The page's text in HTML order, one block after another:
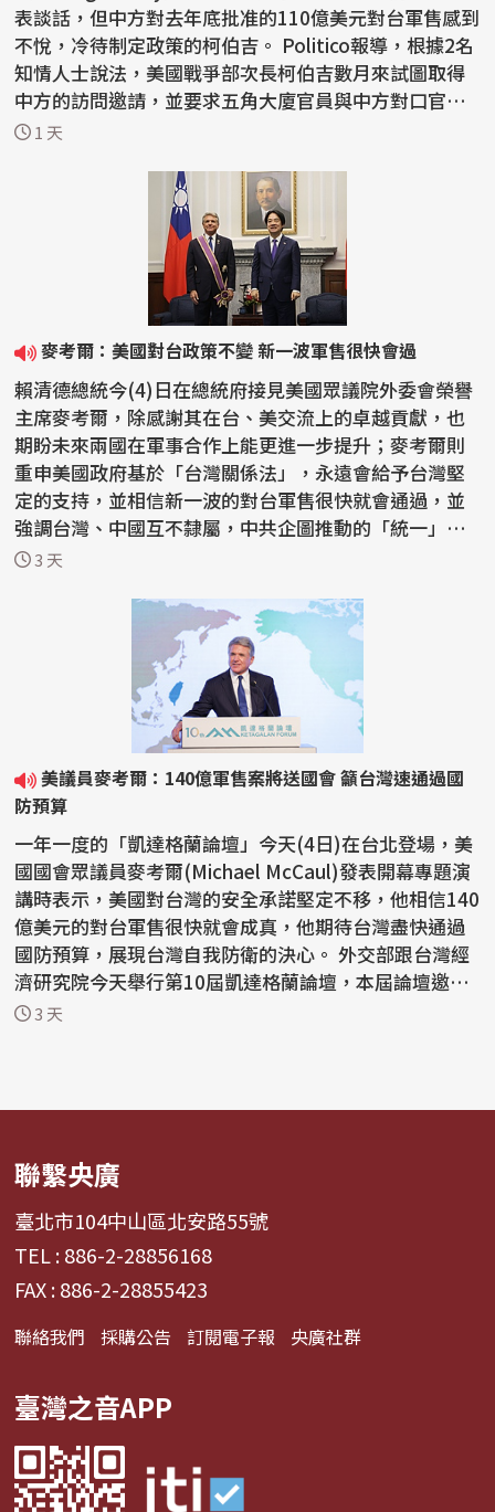
表談話，但中方對去年底批准的110億美元對台軍售感到
不悅，冷待制定政策的柯伯吉。 Politico報導，根據2名
知情人士說法，美國戰爭部次長柯伯吉數月來試圖取得
中方的訪問邀請，並要求五角大廈官員與中方對口官員
會...1 天
麥考爾：美國對台政策不變 新一波軍售很快會過
賴清德總統今(4)日在總統府接見美國眾議院外委會榮譽
主席麥考爾，除感謝其在台、美交流上的卓越貢獻，也
期盼未來兩國在軍事合作上能更進一步提升；麥考爾則
重申美國政府基於「台灣關係法」，永遠會給予台灣堅
定的支持，並相信新一波的對台軍售很快就會通過，並
強調台灣、中國互不隸屬，中共企圖推動的「統一」絕
不會...
3 天
美議員麥考爾：140億軍售案將送國會 籲台灣速通過國
防預算
一年一度的「凱達格蘭論壇」今天(4日)在台北登場，美
國國會眾議員麥考爾(Michael McCaul)發表開幕專題演
講時表示，美國對台灣的安全承諾堅定不移，他相信140
億美元的對台軍售很快就會成真，他期待台灣盡快通過
國防預算，展現台灣自我防衛的決心。 外交部跟台灣經
濟研究院今天舉行第10屆凱達格蘭論壇，本屆論壇邀請
來...3 天
聯繫央廣
臺北市104中山區北安路55號
TEL : 886-2-28856168
FAX : 886-2-28855423
聯絡我們 採購公告 訂閱電子報 央廣社群
臺灣之音APP